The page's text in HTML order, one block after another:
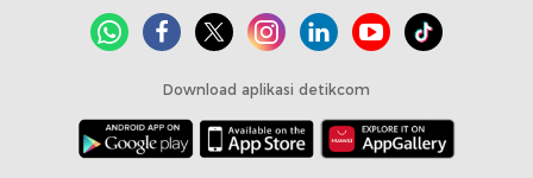
Download aplikasi detikcom